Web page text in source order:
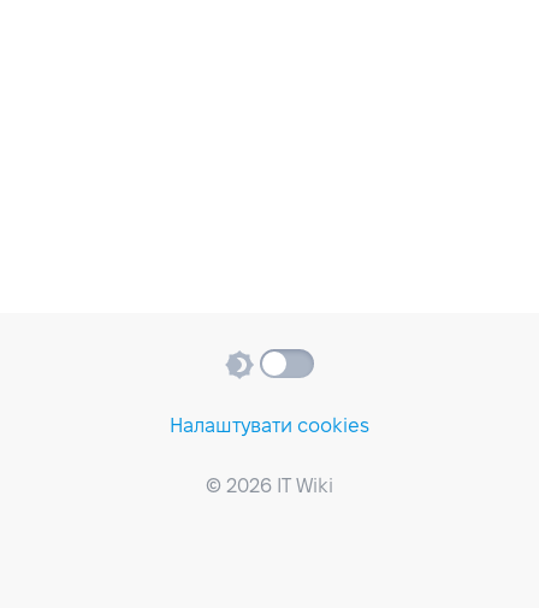
Налаштувати cookies
© 2026 IT Wiki